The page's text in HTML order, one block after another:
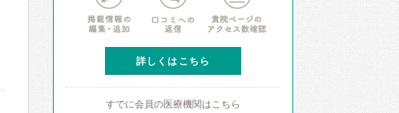
詳しくはこちら
すでに会員の医療機関はこちら